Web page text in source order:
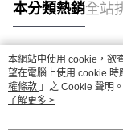
本分類熱銷全站
熱門標籤
本網站中使用 cookie，欲
望在電腦上使用 cookie 時
權條款 」之 Cookie 聲明
用條款之 Cookie 聲明使用
了解更多 >